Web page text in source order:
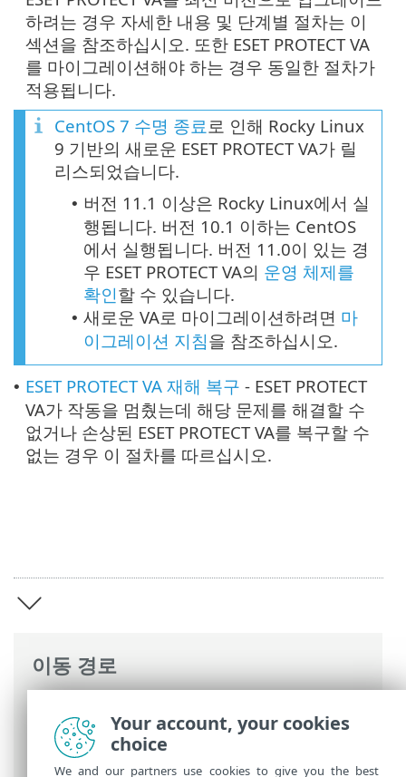
이동 경로
Prem>ESET PROTECT 가상 어플라이언스
소개
하려는 경우 자세한 내용 및 단계별 절차는 이
섹션을 참조하십시오. 또한 ESET PROTECT VA
를 마이그레이션해야 하는 경우 동일한 절차가
적용됩니다.
CentOS 7 수명 종료로 인해 Rocky Linux
9 기반의 새로운 ESET PROTECT VA가 릴
리스되었습니다.
• 버전 11.1 이상은 Rocky Linux에서 실
행됩니다. 버전 10.1 이하는 CentOS
에서 실행됩니다. 버전 11.0이 있는 경
우 ESET PROTECT VA의 운영 체제를
확인할 수 있습니다.
• 새로운 VA로 마이그레이션하려면 마
이그레이션 지침을 참조하십시오.
• ESET PROTECT VA 재해 복구 - ESET PROTECT
VA가 작동을 멈췄는데 해당 문제를 해결할 수
없거나 손상된 ESET PROTECT VA를 복구할 수
없는 경우 이 절차를 따르십시오.
Your account, your cookies
choice
We and our partners use cookies to give you the best